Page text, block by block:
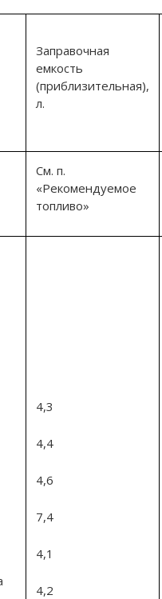
Заправочная
емкость
(приблизительная),
л.
См. п.
«Рекомендуемое
топливо»
4,3
4,4
4,6
7,4
4,1
4,2